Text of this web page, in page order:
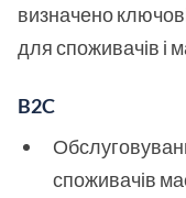
визначено
для споживачів і
B2C
споживачів